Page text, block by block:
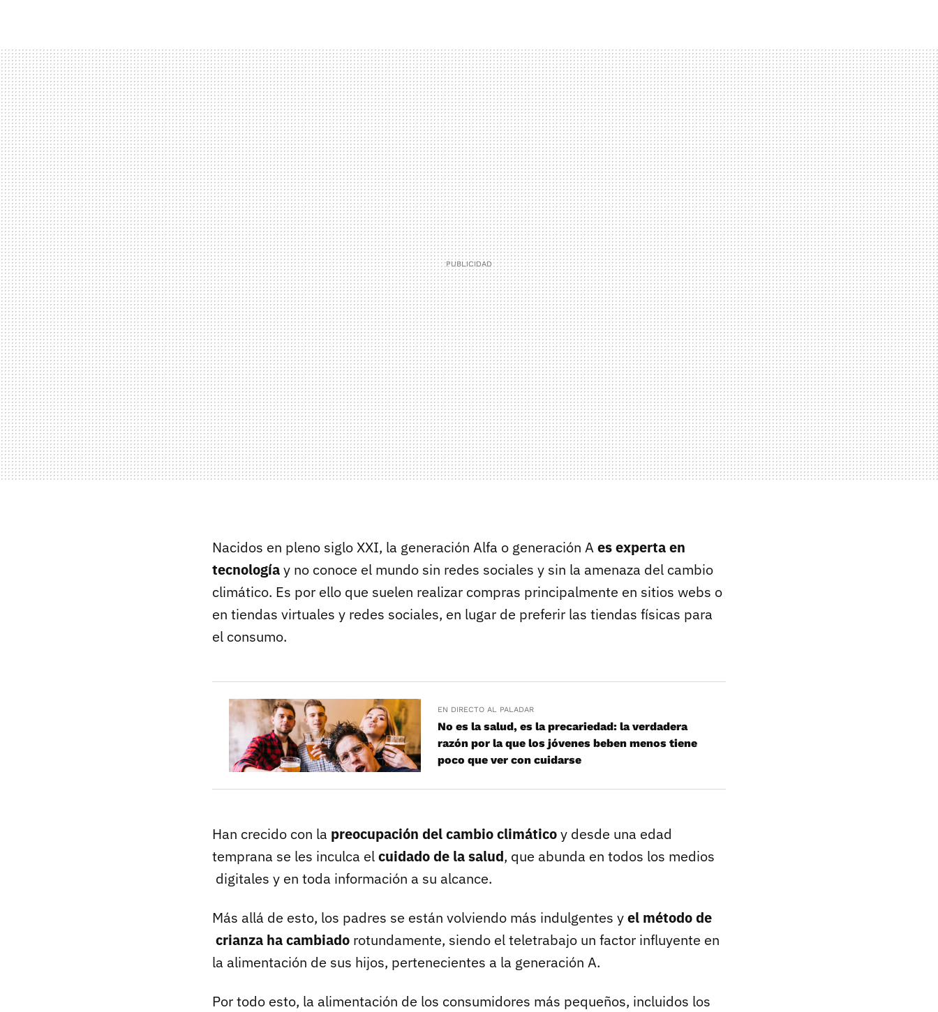
Nacidos en pleno siglo XXI, la generación Alfa o generación Aes experta en
tecnologíay no conoce el mundo sin redes sociales y sin la amenaza del cambio
climático. Es por ello que suelen realizar compras principalmente en sitios webs o
en tiendas virtuales y redes sociales, en lugar de preferir las tiendas físicas para
el consumo.
EN DIRECTO AL PALADAR
No es la salud, es la precariedad: la verdadera
razón por la que los jóvenes beben menos tiene
poco que ver con cuidarse
Han crecido con la preocupación del cambio climáticoy desde una edad
temprana se les inculca elcuidado de la salud, que abunda en todos los medios
digitales y en toda información a su alcance.
Más allá de esto, los padres se están volviendo más indulgentes yel método de
crianza ha cambiado rotundamente, siendo el teletrabajo un factor influyente en
la alimentación de sus hijos, pertenecientes a la generación A.
Por todo esto, la alimentación de los consumidores más pequeños, incluidos los